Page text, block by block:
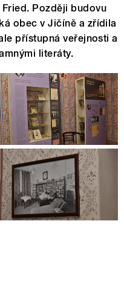
Později budovu
obec v Jičíně a zřídila
přístupná veřejnosti a
literáty.